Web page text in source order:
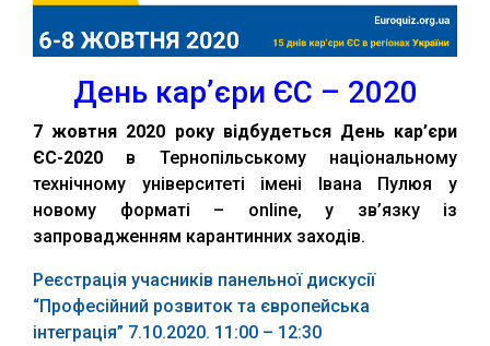
День кар’єри ЄС – 2020
7 жовтня 2020 року відбудеться День кар’єри
ЄС-2020 в Тернопільському національному
технічному університеті імені Івана Пулюя у
новому форматі – online, у зв’язку із
запровадженням карантинних заходів.
Реєстрація учасників панельної дискусії
“Професійний розвиток та європейська
інтеграція” 7.10.2020. 11:00 – 12:30